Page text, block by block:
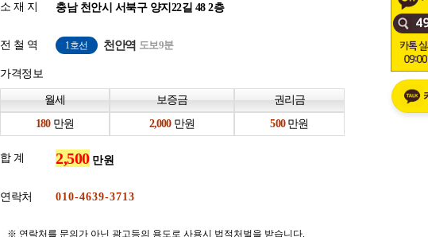
소 재 지 충남 천안시 서북구 양지22길 48 2층
전 철 역 1호선 천안역 도보9분
가격정보
월세 보증금
권리금
만원
만원 만원
합 계 만원
연락처
※ 연락처를 문의가 아닌 광고등의 용도로 사용시 법적처벌을 받습니다.